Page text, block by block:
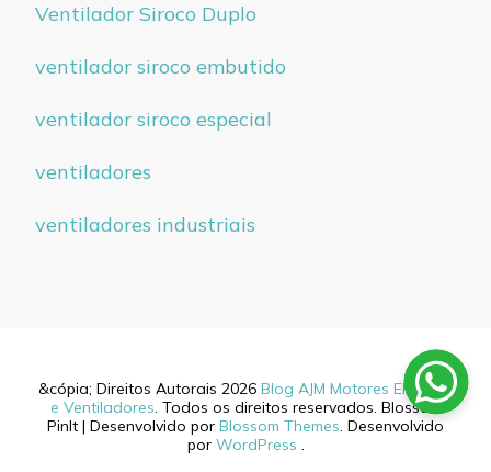
Ventilador Siroco Duplo
ventilador siroco embutido
ventilador siroco especial
ventiladores
ventiladores industriais
&cópia; Direitos Autorais 2026 Blog AJM Motores Elétricos
e Ventiladores. Todos os direitos reservados. Blossom
PinIt | Desenvolvido por Blossom Themes. Desenvolvido
por WordPress .